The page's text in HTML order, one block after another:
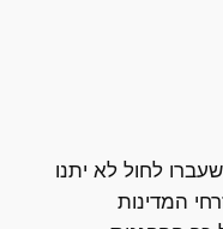
לחול לא יתנו
המדינות